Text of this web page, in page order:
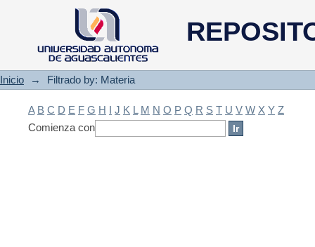
Filtrado by: Materia
Inicio → Filtrado by: Materia
A B C D E F G H I J K L M N O P Q R S T U V W X Y Z
Comienza con